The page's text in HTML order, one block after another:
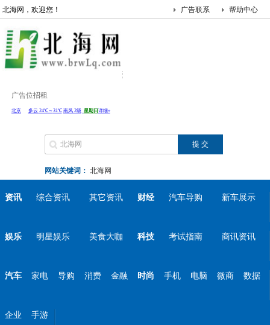
北海网，欢迎您！ 帮助中心
广告联系
广告位招租
网站关键词： 北海网
资讯 综合资讯 其它资讯 财经 汽车导购 新车展示
娱乐 明星娱乐 美食大咖 科技 考试指南 商讯资讯
汽车 家电 导购 消费 金融 时尚 手机 电脑 微商 数据
企业
手游